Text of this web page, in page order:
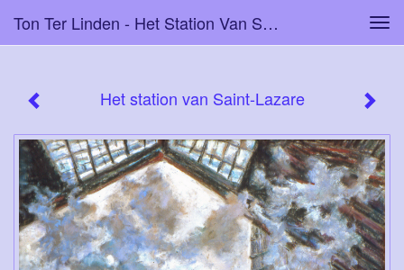
Ton Ter Linden - Het Station Van Saint-Lazare
Het station van Saint-Lazare